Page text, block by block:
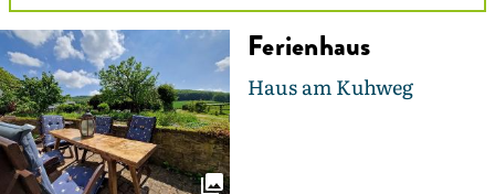
Ferienhaus
Haus am Kuhweg